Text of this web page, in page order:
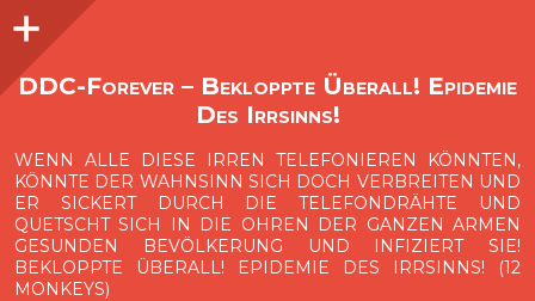
O
p
e
n
i
d
e
b
a
DDC-Forever – Bekloppte Überall! Epidemie
Des Irrsinns!
WENN ALLE DIESE IRREN TELEFONIEREN KÖNNTEN,
KÖNNTE DER WAHNSINN SICH DOCH VERBREITEN UND
ER SICKERT DURCH DIE TELEFONDRÄHTE UND
QUETSCHT SICH IN DIE OHREN DER GANZEN ARMEN
GESUNDEN BEVÖLKERUNG UND INFIZIERT SIE!
BEKLOPPTE ÜBERALL! EPIDEMIE DES IRRSINNS! (12
MONKEYS)
Seitenleiste